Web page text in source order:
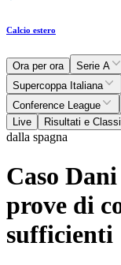
Calcio estero
Ora per ora Serie A
Supercoppa Italiana
Conference League
Live
Risultati e
dalla spagna
Caso
prove di
sufficienti